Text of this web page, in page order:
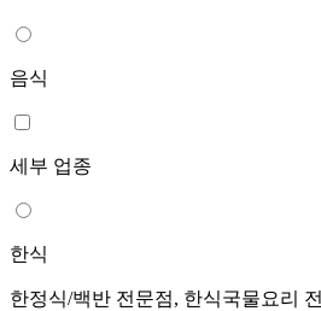
음식
세부 업종
한식
한정식/백반 전문점, 한식국물요리